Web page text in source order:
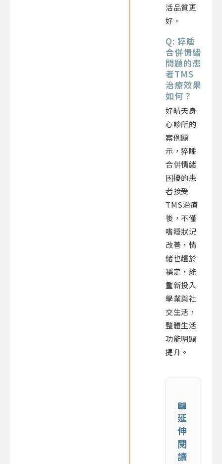
活品質更
好。
Q: 猝睡
合併情緒
問題的患
者TMS
治療效果
如何？
好晴天身
心診所的
案例顯
示，猝睡
合併情緒
困擾的患
者接受
TMS治療
後，不僅
嗜睡狀況
改善，情
緒也趨於
穩定，能
重新投入
學業與社
交生活，
整體生活
功能明顯
提升。
📖
延
伸
閱
讀